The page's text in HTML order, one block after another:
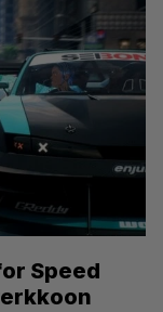
Speed